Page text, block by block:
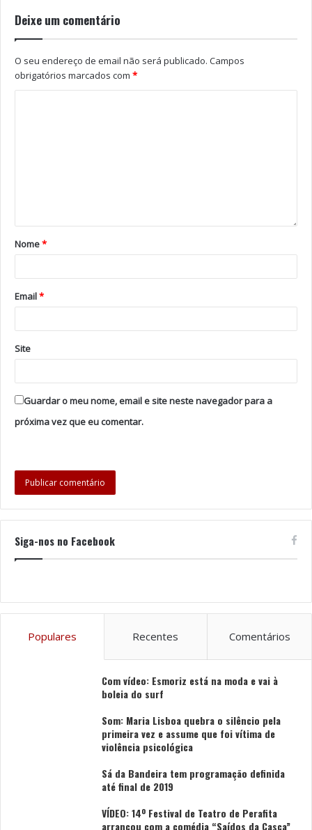
Deixe um comentário
O seu endereço de email não será publicado. Campos
obrigatórios marcados com *
Nome*
Email*
Site
Guardar o meu nome, email e site neste navegador para a
próxima vez que eu comentar.
Siga-nos no Facebook
Populares Recentes Comentários
Com vídeo: Esmoriz está na moda e vai à
boleia do surf
Som: Maria Lisboa quebra o silêncio pela
primeira vez e assume que foi vítima de
violência psicológica
Sá da Bandeira tem programação definida
até final de 2019
VÍDEO: 14º Festival de Teatro de Perafita
arrancou com a comédia “Saídos da Casca”